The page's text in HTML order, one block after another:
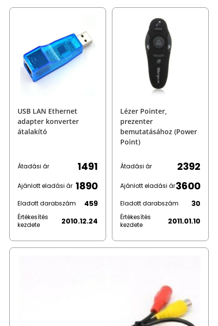
USB LAN Ethernet
adapter konverter
átalakító
Átadási ár 1491
Ajánlott eladási ár 1890
Eladott darabszám 459
Értékesítés
kezdete
2010.12.24
Lézer Pointer,
prezenter
bemutatásához (Power
Point)
Átadási ár 2392
Ajánlott eladási ár3600
Eladott darabszám 30
Értékesítés
kezdete
2011.01.10